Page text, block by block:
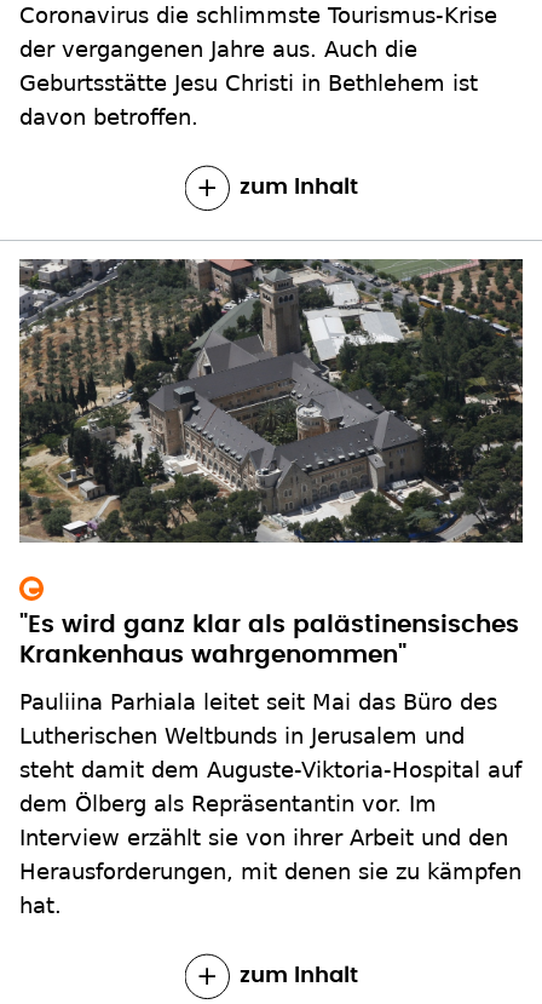
Coronavirus die schlimmste Tourismus-Krise
der vergangenen Jahre aus. Auch die
Geburtsstätte Jesu Christi in Bethlehem ist
davon betroffen.
zum Inhalt
"Es wird ganz klar als palästinensisches
Krankenhaus wahrgenommen"
Pauliina Parhiala leitet seit Mai das Büro des
Lutherischen Weltbunds in Jerusalem und
steht damit dem Auguste-Viktoria-Hospital auf
dem Ölberg als Repräsentantin vor. Im
Interview erzählt sie von ihrer Arbeit und den
Herausforderungen, mit denen sie zu kämpfen
hat.
zum Inhalt